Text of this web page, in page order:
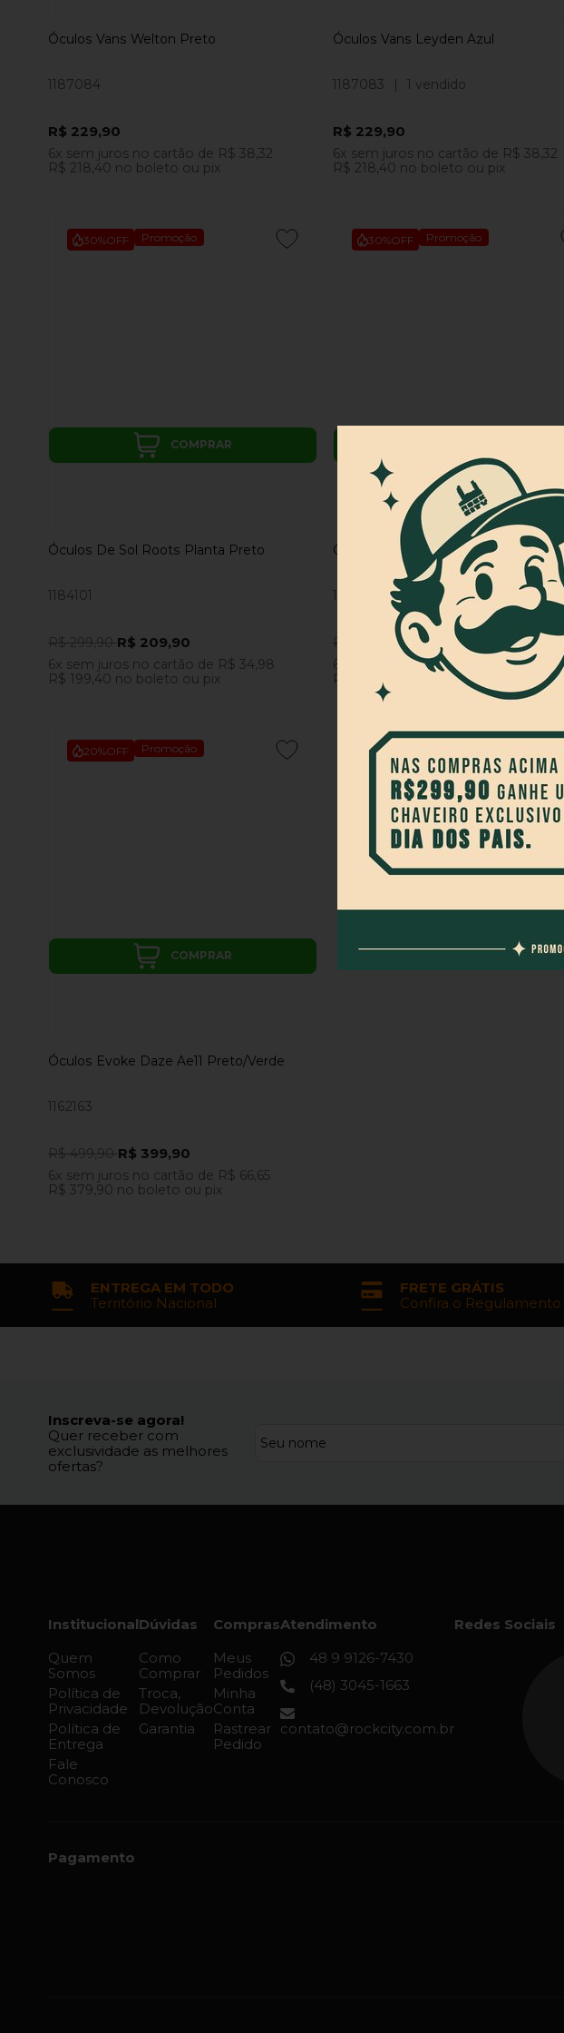
Óculos Vans Welton Preto
1187084
R$ 229,90
6x sem juros no cartão de R$ 38,32
R$ 218,40 no boleto ou pix
Óculos Vans Leyden Azul
1187083 | 1 vendido
R$ 229,90
6x sem juros no cartão de R$ 38,32
R$ 218,40 no boleto ou pix
30%OFF Promoção
Óculos De Sol Roots Planta Preto
1184101
R$ 299,90R$ 209,90
6x sem juros no cartão de R$ 34,98
R$ 199,40 no boleto ou pix
COMPRAR
30%OFF Promoção
Óculos Viida Jobiel Black Mirror Preto
1184469
R$ 399,90R$ 279,90
6x sem jurosno cartão
R$ 46,65
R$ 265,90
no boleto ou pix
20%OFF Promoção
Óculos Evoke Daze Ae11 Preto/Verde
1162163
R$ 499,90R$ 399,90
6x sem juros no cartão de R$ 66,65
R$ 379,90 no boleto ou pix
COMPRAR
ENTREGA EM TODO
Território Nacional
FRETE GRÁTIS
Confira o Regulamento
Inscreva-se agora!
Quer receber com
exclusividade as melhores
ofertas?
Institucional
Quem
Somos
Política de
Privacidade
Política de
Entrega
Fale
Conosco
Dúvidas
Como
Comprar
Troca,
Devolução
Garantia
Compras
Meus
Pedidos
Minha
Conta
Rastrear
Pedido
Atendimento
48 9 9126-7430
(48) 3045-1663
contato@rockcity.com.br
Redes Sociais
Pagamento